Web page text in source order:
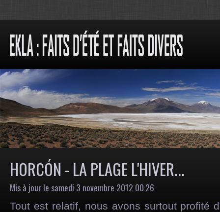
HORCÓN - LA PLAGE L'HIVER...
Mis à jour le samedi 3 novembre 2012 00:26
Tout est relatif, nous avons surtout profité